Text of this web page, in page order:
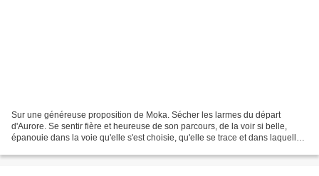
Sur une généreuse proposition de Moka. Sécher les larmes du départ
d'Aurore. Se sentir fière et heureuse de son parcours, de la voir si belle,
épanouie dans la voie qu'elle s'est choisie, qu'elle se trace et dans laquelle